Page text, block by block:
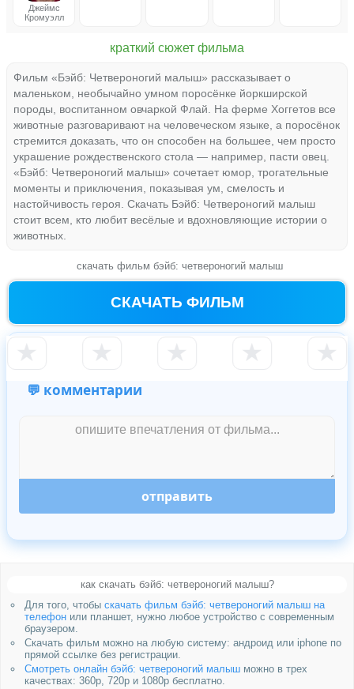
Джеймс
Кромуэлл
краткий сюжет фильма
Фильм «Бэйб: Четвероногий малыш» рассказывает о
маленьком, необычайно умном поросёнке йоркширской
породы, воспитанном овчаркой Флай. На ферме Хоггетов все
животные разговаривают на человеческом языке, а поросёнок
стремится доказать, что он способен на большее, чем просто
украшение рождественского стола — например, пасти овец.
«Бэйб: Четвероногий малыш» сочетает юмор, трогательные
моменты и приключения, показывая ум, смелость и
настойчивость героя. Скачать Бэйб: Четвероногий малыш
стоит всем, кто любит весёлые и вдохновляющие истории о
животных.
скачать фильм бэйб: четвероногий малыш
СКАЧАТЬ ФИЛЬМ
★ ★ ★ ★ ★
💬 комментарии
отправить
как скачать бэйб: четвероногий малыш?
Для того, чтобы скачать фильм бэйб: четвероногий малыш на
телефонили планшет, нужно любое устройство с современным
браузером.
Скачать фильм можно на любую систему: андроид или iphone по
прямой ссылке без регистрации.
Смотреть онлайн бэйб: четвероногий малышможно в трех
качествах: 360p, 720p и 1080p бесплатно.